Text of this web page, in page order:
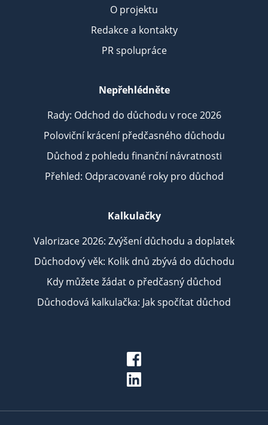
O projektu
Redakce a kontakty
PR spolupráce
Nepřehlédněte
Rady: Odchod do důchodu v roce 2026
Poloviční krácení předčasného důchodu
Důchod z pohledu finanční návratnosti
Přehled: Odpracované roky pro důchod
Kalkulačky
Valorizace 2026: Zvýšení důchodu a doplatek
Důchodový věk: Kolik dnů zbývá do důchodu
Kdy můžete žádat o předčasný důchod
Důchodová kalkulačka: Jak spočítat důchod